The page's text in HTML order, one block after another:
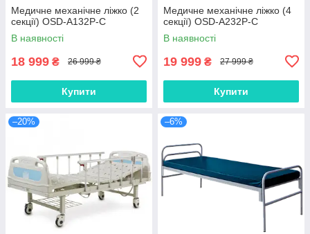
Медичне механічне ліжко (2
секції) OSD-A132P-C
В наявності
18 999 ₴ 26 999 ₴
Купити
Медичне механічне ліжко (4
секції) OSD-A232P-C
В наявності
19 999 ₴ 27 999 ₴
Купити
–20% –6%